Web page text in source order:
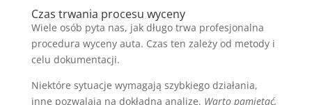
Czas trwania procesu wyceny
Wiele osób pyta nas, jak długo trwa profesjonalna
procedura wyceny auta. Czas ten zależy od metody i
celu dokumentacji.
Niektóre sytuacje wymagają szybkiego działania,
inne pozwalają na dokładną analizę. Warto pamiętać,